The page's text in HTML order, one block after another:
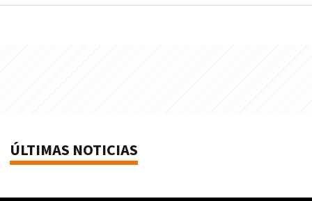
ÚLTIMAS NOTICIAS